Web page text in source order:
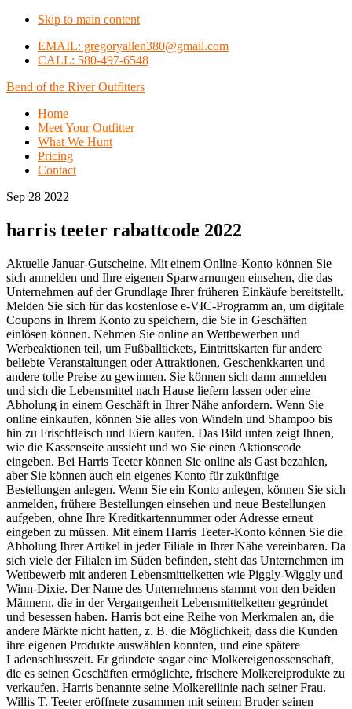
Skip to main content
EMAIL: gregoryallen380@gmail.com
CALL: 580-497-6548
Bend of the River Outfitters
Home
Meet Your Outfitter
What We Hunt
Pricing
Contact
Sep 28 2022
harris teeter rabattcode 2022
Aktuelle Januar-Gutscheine. Mit einem Online-Konto können Sie
sich anmelden und Ihre eigenen Sparwarnungen einsehen, die das
Unternehmen auf der Grundlage Ihrer früheren Einkäufe bereitstellt.
Melden Sie sich für das kostenlose e-VIC-Programm an, um digitale
Coupons in Ihrem Konto zu speichern, die Sie in Geschäften
einlösen können. Nehmen Sie online an Wettbewerben und
Werbeaktionen teil, um Fußballtickets, Eintrittskarten für andere
beliebte Veranstaltungen oder Attraktionen, Geschenkkarten und
andere tolle Preise zu gewinnen. Sie können sich dann anmelden
und sich die Lebensmittel nach Hause liefern lassen oder eine
Abholung in einem Geschäft in Ihrer Nähe anfordern. Wenn Sie
online einkaufen, können Sie alles von Windeln und Shampoo bis
hin zu Frischfleisch und Eiern kaufen. Das Bild unten zeigt Ihnen,
wie die Kassenseite aussieht und wo Sie einen Aktionscode
eingeben. Bei Harris Teeter können Sie online als Gast bezahlen,
aber Sie können auch ein eigenes Konto für zukünftige
Bestellungen anlegen. Wenn Sie ein Konto anlegen, können Sie sich
anmelden, frühere Bestellungen einsehen und neue Bestellungen
aufgeben, ohne Ihre Kreditkartennummer oder Adresse erneut
eingeben zu müssen. Mit einem Harris Teeter-Konto können Sie die
Abholung Ihrer Artikel in jeder Filiale in Ihrer Nähe vereinbaren. Da
sich viele der Filialen im Süden befinden, steht das Unternehmen im
Wettbewerb mit anderen Lebensmittelketten wie Piggly-Wiggly und
Winn-Dixie. Der Name des Unternehmens stammt von den beiden
Männern, die in der Vergangenheit Lebensmittelketten gegründet
und besessen haben. Harris bot eine Reihe von Merkmalen an, die
andere Märkte nicht hatten, z. B. die Möglichkeit, dass die Kunden
ihre eigenen Produkte auswählen konnten, und eine spätere
Ladenschlusszeit. Er gründete sogar eine Molkereigenossenschaft,
die es seinen Geschäften ermöglichte, frischere Molkereiprodukte zu
verkaufen. Harris benannte seine Molkereilinie nach seiner Frau.
Willis T. Teeter eröffnete zusammen mit seinem Bruder seinen